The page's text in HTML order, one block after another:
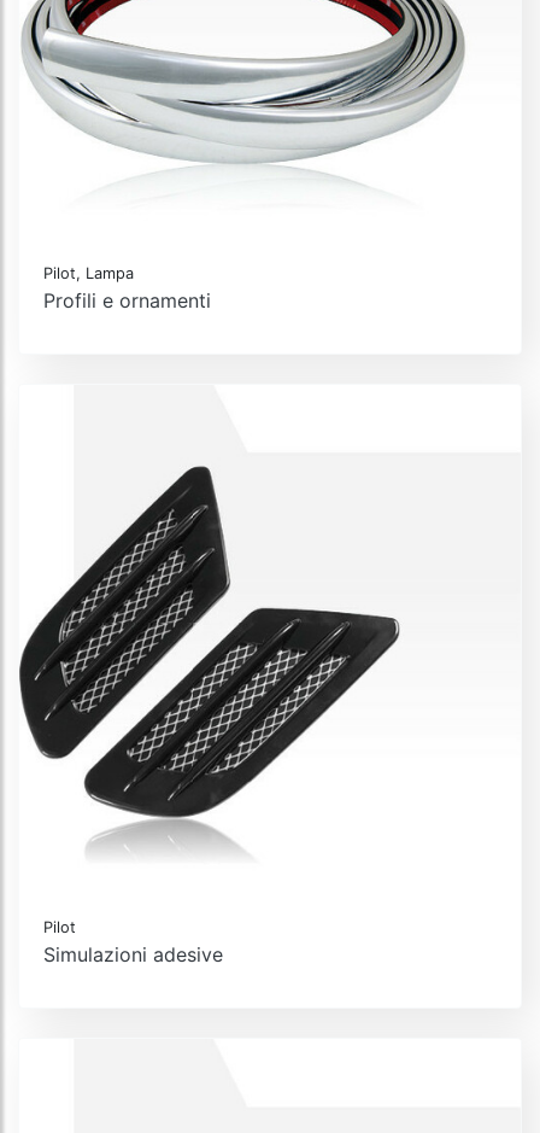
Pilot, Lampa
Profili e ornamenti
Pilot
Simulazioni adesive